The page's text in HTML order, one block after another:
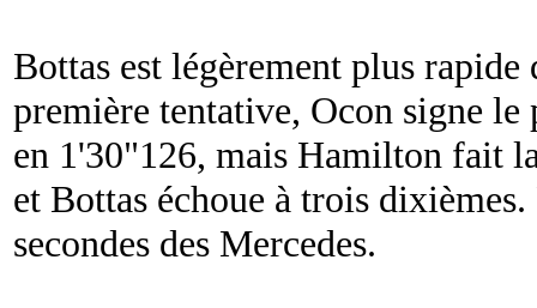
Bottas est légèrement plus
première tentative, Ocon signe le
en 1'30"126, mais Hamilton fait
et Bottas échoue à trois
secondes des Mercedes.